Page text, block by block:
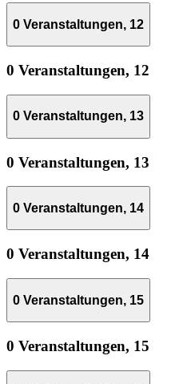
0 Veranstaltungen, 12
0 Veranstaltungen, 12
0 Veranstaltungen, 13
0 Veranstaltungen, 13
0 Veranstaltungen, 14
0 Veranstaltungen, 14
0 Veranstaltungen, 15
0 Veranstaltungen, 15